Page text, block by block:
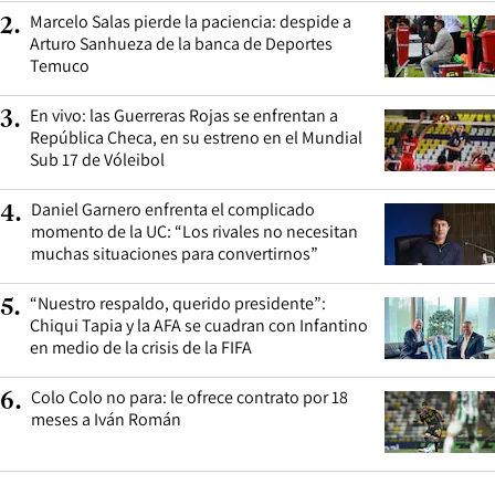
2. Marcelo Salas pierde la paciencia: despide a
Arturo Sanhueza de la banca de Deportes
Temuco
3. En vivo: las Guerreras Rojas se enfrentan a
República Checa, en su estreno en el Mundial
Sub 17 de Vóleibol
4. Daniel Garnero enfrenta el complicado
momento de la UC: “Los rivales no necesitan
muchas situaciones para convertirnos”
5. “Nuestro respaldo, querido presidente”:
Chiqui Tapia y la AFA se cuadran con Infantino
en medio de la crisis de la FIFA
6. Colo Colo no para: le ofrece contrato por 18
meses a Iván Román